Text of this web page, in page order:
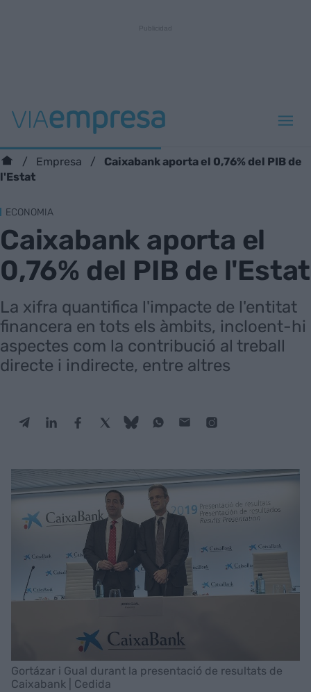
Empresa
Caixabank aporta el 0,76% del PIB de
l'Estat
ECONOMIA
Caixabank aporta el
0,76% del PIB de l'Estat
La xifra quantifica l'impacte de l'entitat
financera en tots els àmbits, incloent-hi
aspectes com la contribució al treball
directe i indirecte, entre altres
Gortázar i Gual durant la presentació de resultats de
Caixabank | Cedida